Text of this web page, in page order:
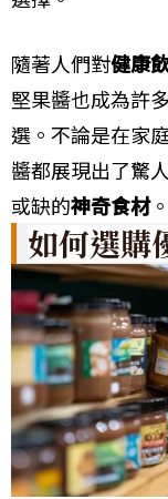
隨著人們對健康
堅果醬也成為許
選。不論是在家
醬都展現出了驚
或缺的神奇食材。
如何選購